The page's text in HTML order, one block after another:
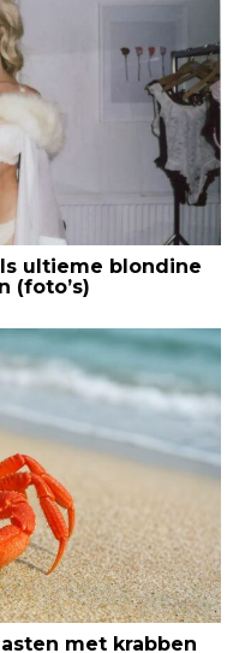
ultieme blondine
(foto’s)
met krabben